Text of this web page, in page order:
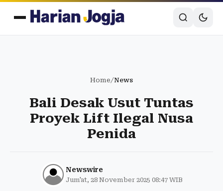
Home/News
Bali Desak Usut Tuntas
Proyek Lift Ilegal Nusa
Penida
Newswire
Jum'at, 28 November 2025 08:47 WIB